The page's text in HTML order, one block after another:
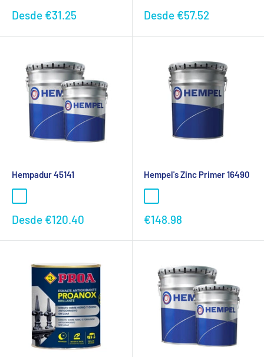
Preço
Desde €31.25
Preço
Desde €57.52
Hempadur 45141
Preço
Desde €120.40
Hempel's Zinc Primer 16490
Preço
€148.98